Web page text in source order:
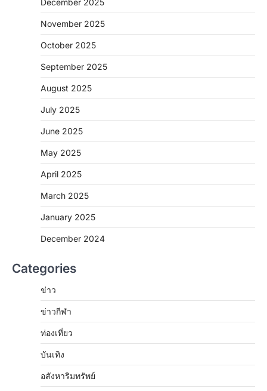
November 2025
October 2025
September 2025
August 2025
July 2025
June 2025
May 2025
April 2025
March 2025
January 2025
December 2024
Categories
ข่าว
ข่าวกีฬา
ท่องเที่ยว
บันเทิง
อสังหาริมทรัพย์